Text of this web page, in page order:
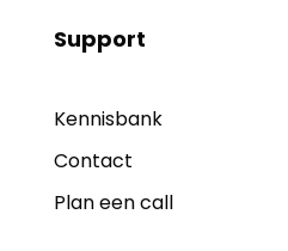
Support
Kennisbank
Contact
Plan een call